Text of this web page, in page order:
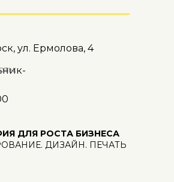
ул. Ермолова, 4
ДЛЯ РОСТА БИЗНЕСА
ДИЗАЙН. ПЕЧАТЬ